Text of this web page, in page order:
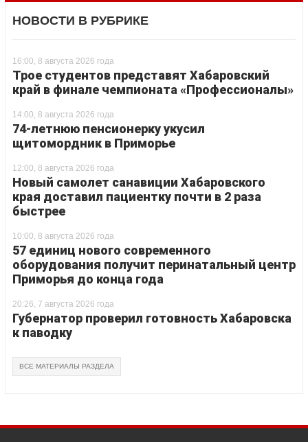
НОВОСТИ В РУБРИКЕ
16:00, 8 августа 2026 года
Трое студентов представят Хабаровский
край в финале чемпионата «Профессионалы»
14:00, 8 августа 2026 года
74-летнюю пенсионерку укусил
щитомордник в Приморье
12:00, 8 августа 2026 года
Новый самолет санавиции Хабаровского
края доставил пациентку почти в 2 раза
быстрее
10:00, 8 августа 2026 года
57 единиц нового современного
оборудования получит перинатальный центр
Приморья до конца года
20:26, 7 августа 2026 года
Губернатор проверил готовность Хабаровска
к паводку
ВСЕ МАТЕРИАЛЫ РАЗДЕЛА